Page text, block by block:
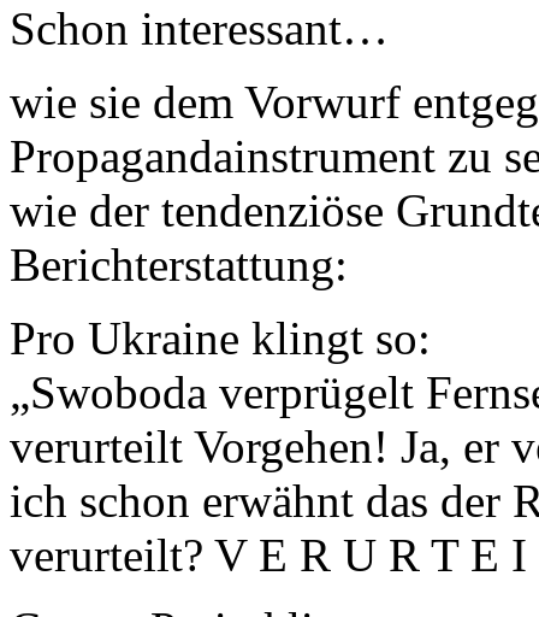
Schon interessant…
wie sie dem Vorwurf
Propagandainstrument zu
wie der tendenziöse
Berichterstattung:
Pro Ukraine klingt so:
„Swoboda verprügelt
verurteilt Vorgehen! Ja, er
ich schon erwähnt das der
verurteilt? V E R U R T E